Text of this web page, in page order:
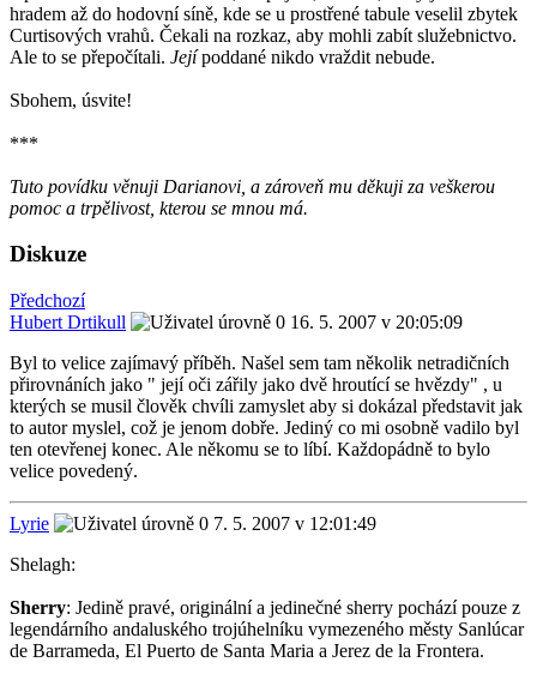
hradem až do hodovní síně, kde se u prostřené tabule veselil zbytek
Curtisových vrahů. Čekali na rozkaz, aby mohli zabít služebnictvo.
Ale to se přepočítali. Jejípoddané nikdo vraždit nebude.
Sbohem, úsvite!
***
Tuto povídku věnuji Darianovi, a zároveň mu děkuji za veškerou
pomoc a trpělivost, kterou se mnou má.
Diskuze
Předchozí
Hubert Drtikull
16. 5. 2007 v 20:05:09
Byl to velice zajímavý příběh. Našel sem tam několik netradičních
přirovnáních jako " její oči zářily jako dvě hroutící se hvězdy" , u
kterých se musil člověk chvíli zamyslet aby si dokázal představit jak
to autor myslel, což je jenom dobře. Jediný co mi osobně vadilo byl
ten otevřenej konec. Ale někomu se to líbí. Každopádně to bylo
velice povedený.
Lyrie
7. 5. 2007 v 12:01:49
Shelagh:
Sherry: Jedině pravé, originální a jedinečné sherry pochází pouze z
legendárního andaluského trojúhelníku vymezeného městy Sanlúcar
de Barrameda, El Puerto de Santa Maria a Jerez de la Frontera.